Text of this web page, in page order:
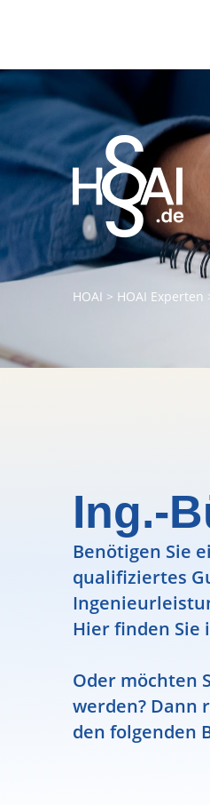
HOAI > HOAI Experten
Ing.-
Benötigen Sie
qualifiziertes
Hier finden Sie
Oder möchten
werden? Dann
den folgenden